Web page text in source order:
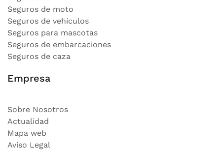
Seguros de moto
Seguros de vehículos
Seguros para mascotas
Seguros de embarcaciones
Seguros de caza
Empresa
Sobre Nosotros
Actualidad
Mapa web
Aviso Legal